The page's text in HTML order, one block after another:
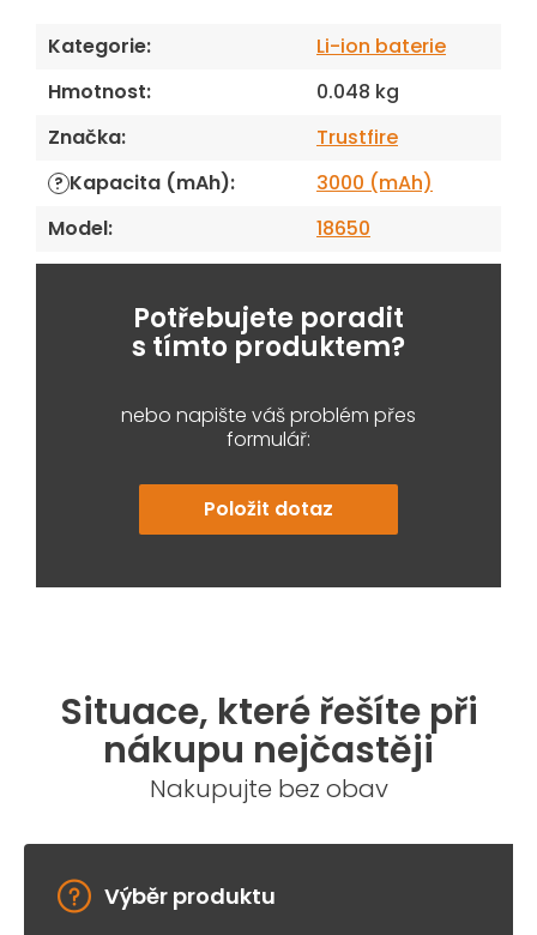
Kategorie:
Li-ion baterie
Hmotnost:
0.048 kg
Značka: Trustfire
? Kapacita (mAh):
3000 (mAh)
Model: 18650
Potřebujete poradit
s tímto produktem?
nebo napište váš problém přes
formulář:
Položit dotaz
Situace, které řešíte při
nákupu nejčastěji
Nakupujte bez obav
Výběr produktu